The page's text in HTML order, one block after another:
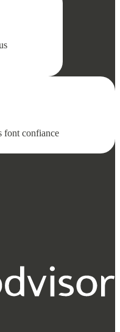
font confiance